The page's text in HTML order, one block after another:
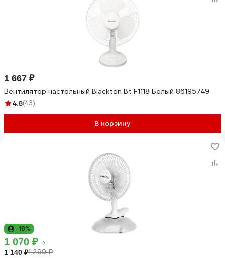
1 667 ₽
Вентилятор настольный Blackton Bt F1118 Белый 86195749
4.8(43)
В корзину
-18%
1 070 ₽
1 140 ₽1 299 ₽